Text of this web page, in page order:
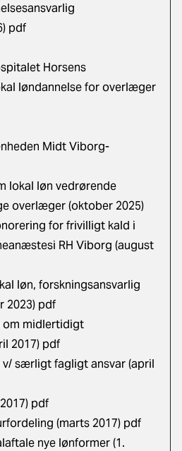
pdf
Horsens
løndannelse for overlæger
Midt Viborg-
lokal løn vedrørende
overlæger (oktober 2025)
for frivilligt kald i
RH Viborg (august
løn, forskningsansvarlig
2023) pdf
om midlertidigt
2017) pdf
v/ særligt fagligt ansvar(april
pdf
(marts 2017) pdf
nye lønformer (1.